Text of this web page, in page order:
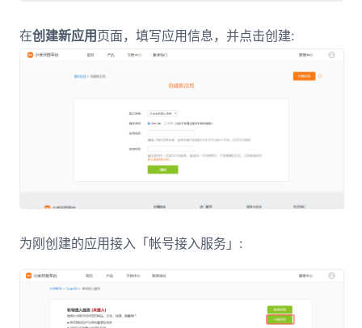
在创建新应用 页面，填写应用信息，并点击创建:
为刚创建的应用接入「帐号接入服务」: